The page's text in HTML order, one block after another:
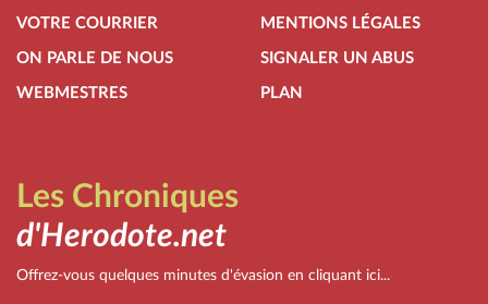
VOTRE COURRIER
ON PARLE DE NOUS
WEBMESTRES
MENTIONS LÉGALES
SIGNALER UN ABUS
PLAN
Les Chroniques
d'Herodote.net
Offrez-vous quelques minutes d'évasion en cliquant ici...